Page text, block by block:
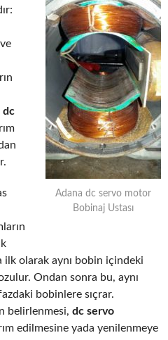
Adana dc servo motor
Bobinaj Ustası
dc
ilk olarak aynı bobin içindeki
Ondan sonra bu, aynı
bobinlere sıçrar.
belirlenmesi, dc servo
edilmesine yada yenilenmeye